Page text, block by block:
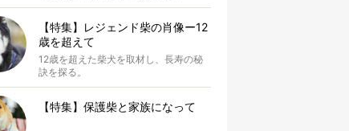
【特集】レジェンド柴の肖像ー12
歳を超えて
12歳を超えた柴犬を取材し、長寿の秘
訣を探る。
【特集】保護柴と家族になって